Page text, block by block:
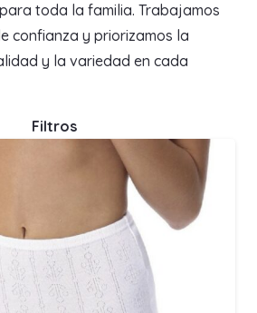
toda la familia. Trabajamos
confianza y priorizamos la
y la variedad en cada
Filtros